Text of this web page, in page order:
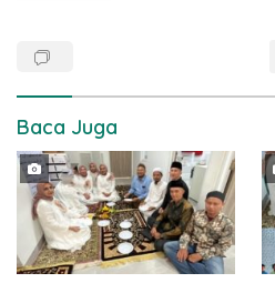
Baca Juga